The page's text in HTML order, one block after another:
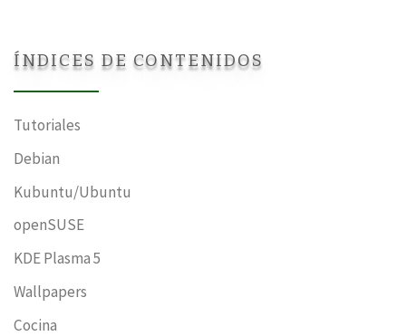
ÍNDICES DE CONTENIDOS
Tutoriales
Debian
Kubuntu/Ubuntu
openSUSE
KDE Plasma 5
Wallpapers
Cocina